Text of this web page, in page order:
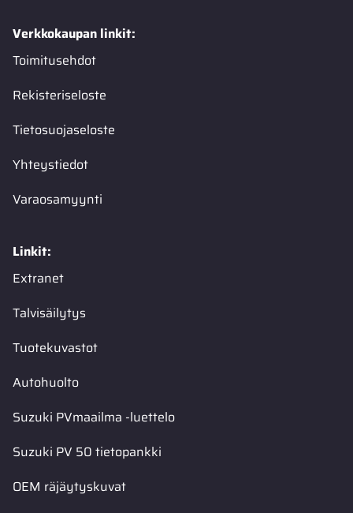
Verkkokaupan linkit:
Toimitusehdot
Rekisteriseloste
Tietosuojaseloste
Yhteystiedot
Varaosamyynti
Linkit:
Extranet
Talvisäilytys
Tuotekuvastot
Autohuolto
Suzuki PVmaailma -luettelo
Suzuki PV 50 tietopankki
OEM räjäytyskuvat